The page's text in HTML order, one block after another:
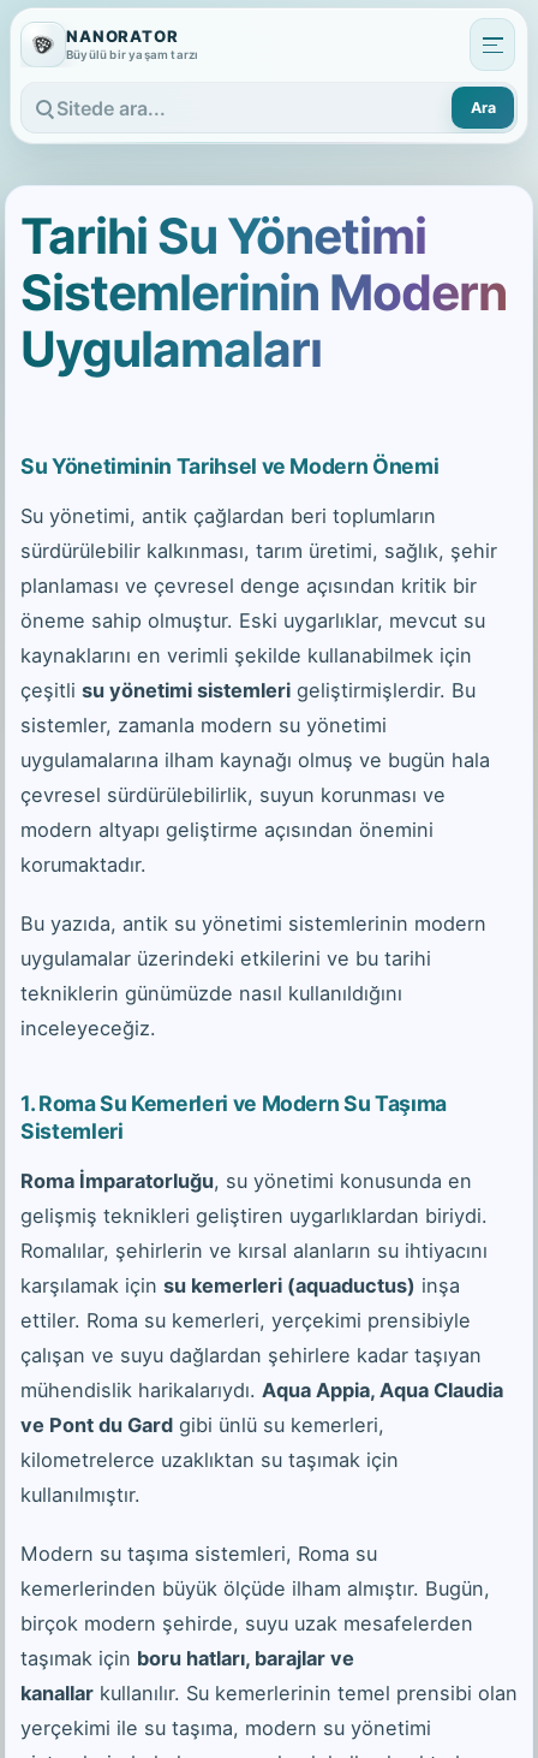
NANORATOR
Büyülü bir yaşam tarzı
Sitede ara
Ara
Tarihi Su Yönetimi
Sistemlerinin Modern
Uygulamaları
Su Yönetiminin Tarihsel ve Modern Önemi
Su yönetimi, antik çağlardan beri toplumların
sürdürülebilir kalkınması, tarım üretimi, sağlık, şehir
planlaması ve çevresel denge açısından kritik bir
öneme sahip olmuştur. Eski uygarlıklar, mevcut su
kaynaklarını en verimli şekilde kullanabilmek için
çeşitli su yönetimi sistemleri geliştirmişlerdir. Bu
sistemler, zamanla modern su yönetimi
uygulamalarına ilham kaynağı olmuş ve bugün hala
çevresel sürdürülebilirlik, suyun korunması ve
modern altyapı geliştirme açısından önemini
korumaktadır.
Bu yazıda, antik su yönetimi sistemlerinin modern
uygulamalar üzerindeki etkilerini ve bu tarihi
tekniklerin günümüzde nasıl kullanıldığını
inceleyeceğiz.
1. Roma Su Kemerleri ve Modern Su Taşıma
Sistemleri
Roma İmparatorluğu, su yönetimi konusunda en
gelişmiş teknikleri geliştiren uygarlıklardan biriydi.
Romalılar, şehirlerin ve kırsal alanların su ihtiyacını
karşılamak için su kemerleri (aquaductus) inşa
ettiler. Roma su kemerleri, yerçekimi prensibiyle
çalışan ve suyu dağlardan şehirlere kadar taşıyan
mühendislik harikalarıydı. Aqua Appia, Aqua Claudia
ve Pont du Gard gibi ünlü su kemerleri,
kilometrelerce uzaklıktan su taşımak için
kullanılmıştır.
Modern su taşıma sistemleri, Roma su
kemerlerinden büyük ölçüde ilham almıştır. Bugün,
birçok modern şehirde, suyu uzak mesafelerden
taşımak için boru hatları, barajlar ve
kanallar kullanılır. Su kemerlerinin temel prensibi olan
yerçekimi ile su taşıma, modern su yönetimi